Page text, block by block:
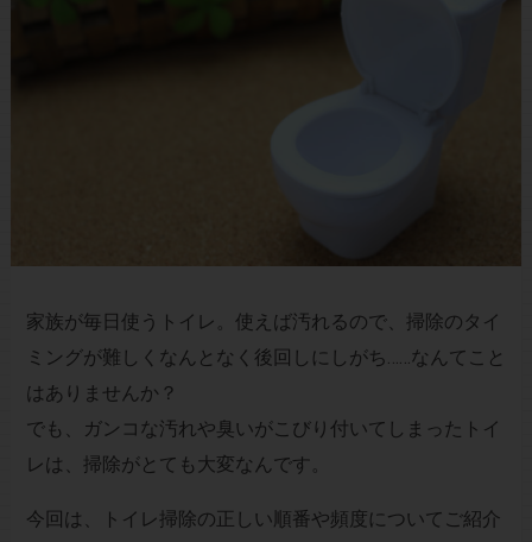
家族が毎日使うトイレ。使えば汚れるので、掃除のタイ
ミングが難しくなんとなく後回しにしがち……なんてこと
はありませんか？
でも、ガンコな汚れや臭いがこびり付いてしまったトイ
レは、掃除がとても大変なんです。
今回は、トイレ掃除の正しい順番や頻度についてご紹介